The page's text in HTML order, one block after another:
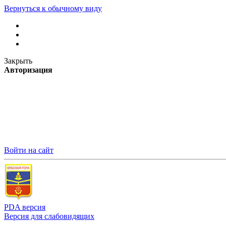
Вернуться к обычному виду
Закрыть
Авторизация
Войти на сайт
PDA версия
Версия для слабовидящих